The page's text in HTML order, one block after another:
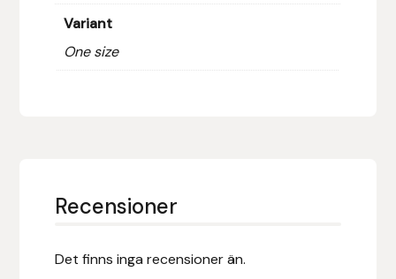
Variant
One size
Recensioner
Det finns inga recensioner än.
Hesta Gallery